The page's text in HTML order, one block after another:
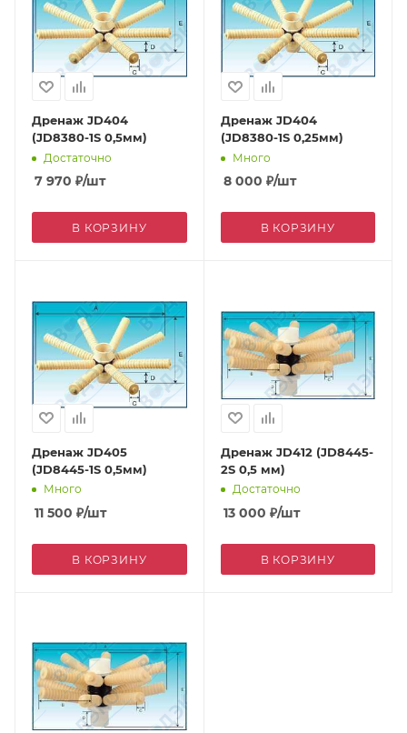
Дренаж JD404
(JD8380-1S 0,5мм)
Достаточно
7 970 ₽/шт
В КОРЗИНУ
Дренаж JD404
(JD8380-1S 0,25мм)
Много
8 000 ₽/шт
В КОРЗИНУ
Дренаж JD405
(JD8445-1S 0,5мм)
Много
11 500 ₽/шт
В КОРЗИНУ
Дренаж JD412 (JD8445-
2S 0,5 мм)
Достаточно
13 000 ₽/шт
В КОРЗИНУ